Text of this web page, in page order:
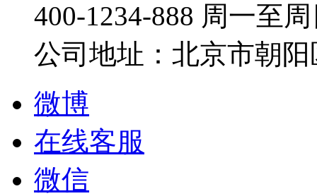
400-1234-888 周一至
公司地址：北京市朝
微博
在线客服
微信